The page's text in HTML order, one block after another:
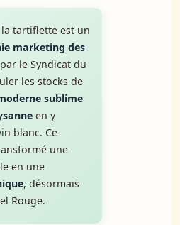
la tartiflette est un
marketing des
le Syndicat du
les stocks de
sublime
en y
blanc. Ce
une
en une
, désormais
Rouge.